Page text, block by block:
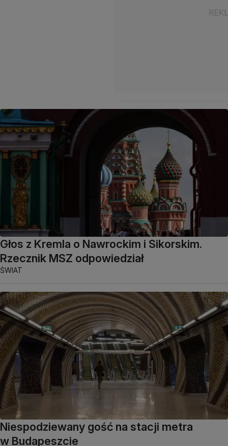
Głos z Kremla o Nawrockim i Sikorskim.
Rzecznik MSZ odpowiedział
ŚWIAT
Niespodziewany gość na stacji metra
w Budapeszcie